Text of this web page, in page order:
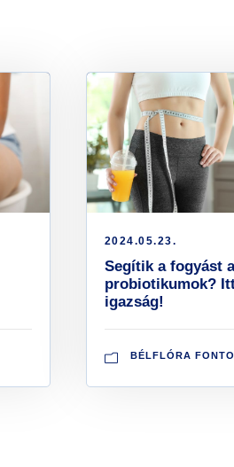
2024.05.23.
Segítik a fogyást a
probiotikumok?
igazság!
BÉLFLÓRA